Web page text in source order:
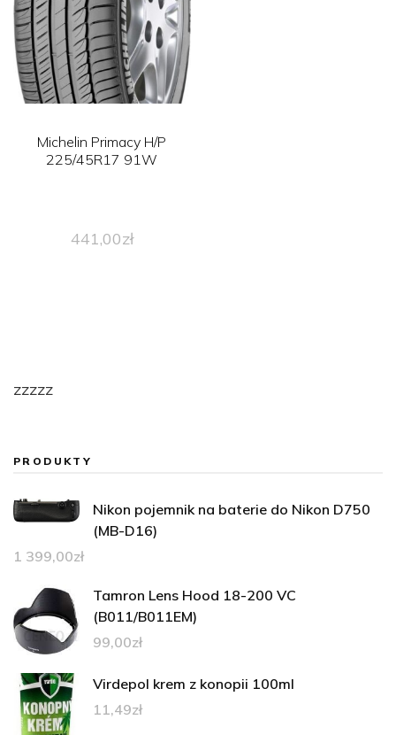
Michelin Primacy H/P
225/45R17 91W
441,00zł
zzzzz
PRODUKTY
Nikon pojemnik na baterie do Nikon D750
(MB-D16)
1 399,00zł
Tamron Lens Hood 18-200 VC
(B011/B011EM)
99,00zł
Virdepol krem z konopii 100ml
11,49zł